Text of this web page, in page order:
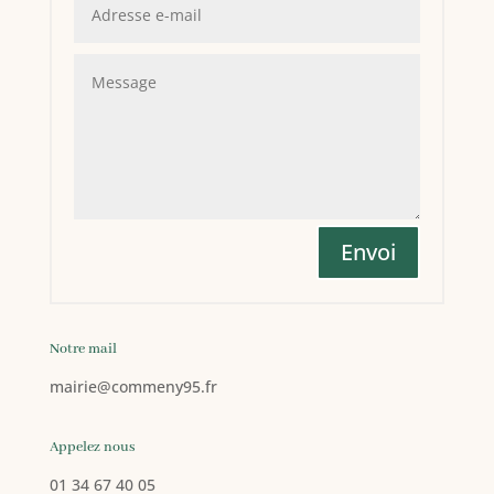
Envoi
Notre mail
mairie@commeny95.fr
Appelez nous
01 34 67 40 05